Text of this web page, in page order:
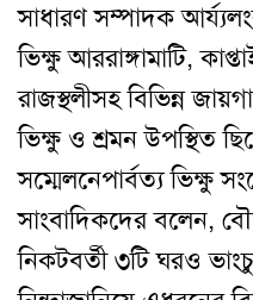
সাধারণ সম্পাদক
ভিক্ষু আররাঙ্গামাটি,
রাজস্থলীসহ বিভিন্ন
ভিক্ষু ও শ্রমন উপস্থিত
সম্মেলনেপার্বত্য ভিক্ষু
সাংবাদিকদের বলেন,
নিকটবর্তী ৩টি ঘরও